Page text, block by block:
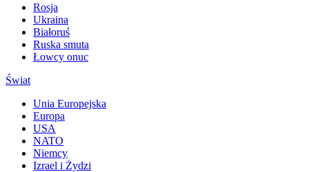
Rosja
Ukraina
Białoruś
Ruska smuta
Łowcy onuc
Świat
Unia Europejska
Europa
USA
NATO
Niemcy
Izrael i Żydzi